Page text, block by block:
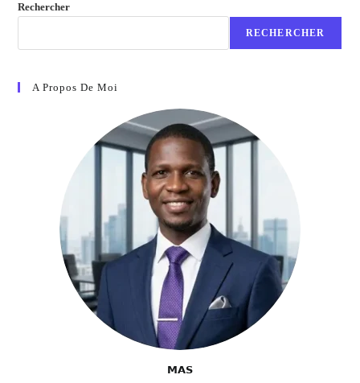
Rechercher
RECHERCHER
A Propos De Moi
𝗠𝗔𝗦